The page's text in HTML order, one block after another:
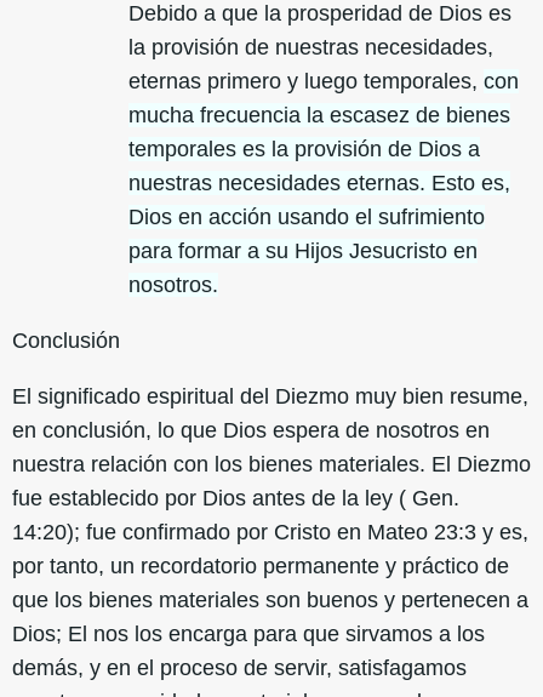
Debido a que la prosperidad de Dios es
la provisión de nuestras necesidades,
eternas primero y luego temporales, con
mucha frecuencia la escasez de bienes
temporales es la provisión de Dios a
nuestras necesidades eternas. Esto es,
Dios en acción usando el sufrimiento
para formar a su Hijos Jesucristo en
nosotros.
Conclusión
El significado espiritual del Diezmo muy bien resume,
en conclusión, lo que Dios espera de nosotros en
nuestra relación con los bienes materiales. El Diezmo
fue establecido por Dios antes de la ley ( Gen.
14:20); fue confirmado por Cristo en Mateo 23:3 y es,
por tanto, un recordatorio permanente y práctico de
que los bienes materiales son buenos y pertenecen a
Dios; El nos los encarga para que sirvamos a los
demás, y en el proceso de servir, satisfagamos